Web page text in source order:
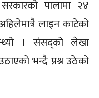
पालामा २४
लाइन काटेको
। संसद्को लेखा
भन्दै प्रश्न उठेको